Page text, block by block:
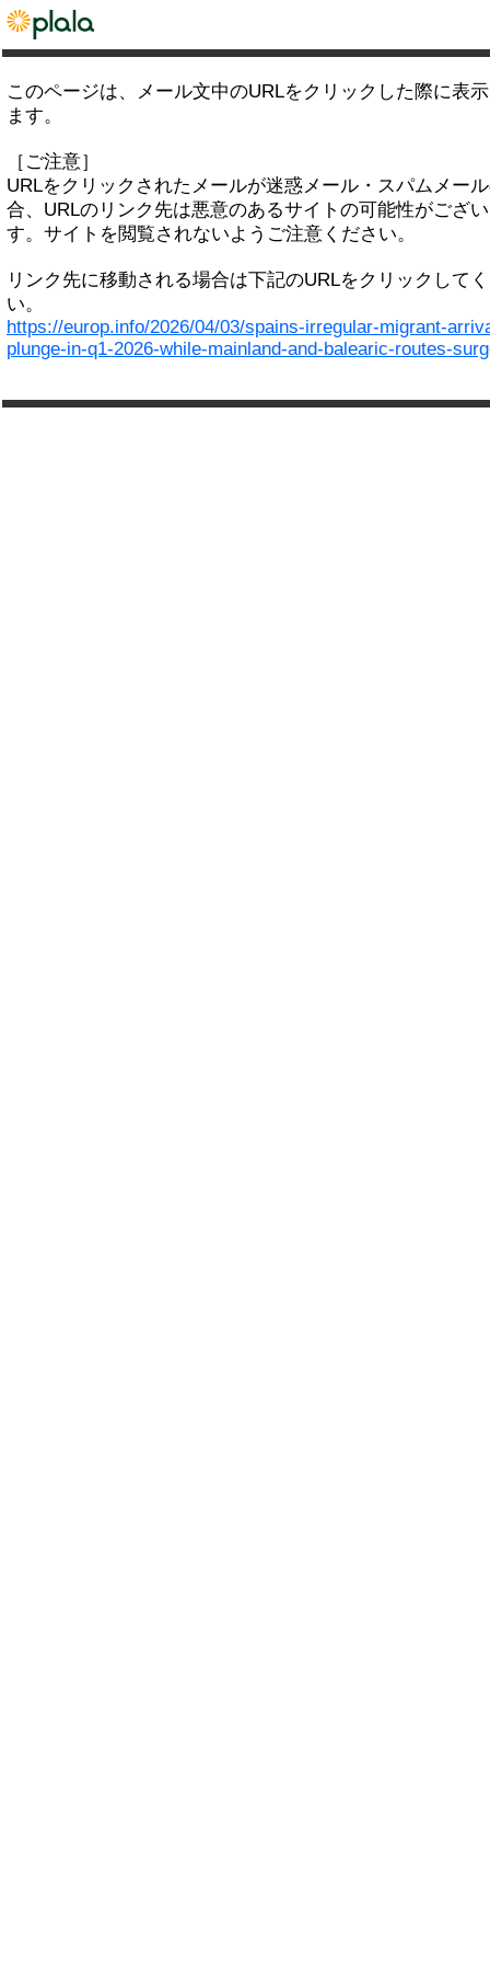
このページは、メール文中のURLをクリックした際に表
ます。
［ご注意］
URLをクリックされたメールが迷惑メール・スパムメー
合、URLのリンク先は悪意のあるサイトの可能性がござ
す。サイトを閲覧されないようご注意ください。
リンク先に移動される場合は下記のURLをクリックして
い。
https://europ.info/2026/04/03/spains-irregular-migrant-
plunge-in-q1-2026-while-mainland-and-balearic-routes-